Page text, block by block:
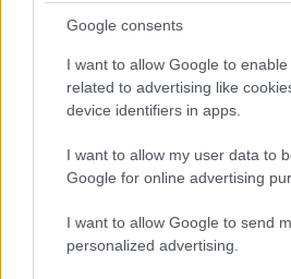
Google consents
I want to allow Google to
related to advertising like
device identifiers in apps.
I want to allow my user data to
Google for online advertising
I want to allow Google to send
personalized advertising.
Megvan, mikor kezdődik az
Malajziában